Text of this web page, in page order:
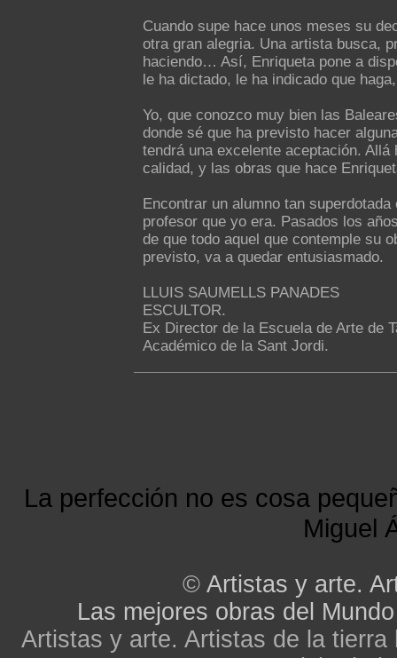
Cuando supe hace unos meses su
otra gran alegria. Una artista busca,
haciendo… Así, Enriqueta pone a
le ha dictado, le ha indicado que
Yo, que conozco muy bien las
donde sé que ha previsto hacer
tendrá una excelente aceptación.
calidad, y las obras que hace
Encontrar un alumno tan
profesor que yo era. Pasados los
de que todo aquel que contemple su
previsto, va a quedar entusiasmado.
LLUIS SAUMELLS PANADES
ESCULTOR.
Ex Director de la Escuela de Arte de
Académico de la Sant Jordi.
La perfección no es cosa
Miguel
© Artistas y arte.
Las mejores obras del Mundo
Artistas y arte. Artistas de la